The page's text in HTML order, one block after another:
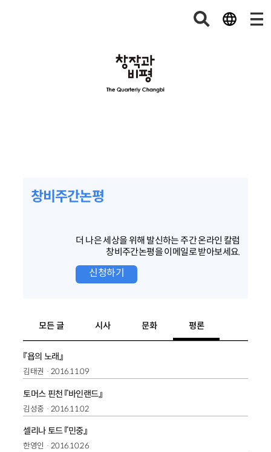
창비주간논평
더 나은 세상을 위해 발신하는 주간 온라인 칼럼
창비주간논평을 이메일로 받아보세요.
신청하기
모든 글 시사 문화 평론
『욥의 노래』
김태권 2016.11.09
토머스 핀천 『바인랜드』
김성중 2016.11.02
셀리나 토드 『민중』
한영인 2016.10.26